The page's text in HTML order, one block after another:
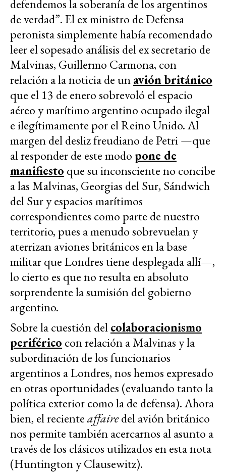
defendemos la soberanía de los argentinos
de verdad”. El ex ministro de Defensa
peronista simplemente había recomendado
leer el sopesado análisis del ex secretario de
Malvinas, Guillermo Carmona, con
relación a la noticia de unavión británico
que el 13 de enero sobrevoló el espacio
aéreo y marítimo argentino ocupado ilegal
e ilegítimamente por el Reino Unido. Al
margen del desliz freudiano de Petri —que
al responder de este modopone de
manifiesto que su inconsciente no concibe
a las Malvinas, Georgias del Sur, Sándwich
del Sur y espacios marítimos
correspondientes como parte de nuestro
territorio, pues a menudo sobrevuelan y
aterrizan aviones británicos en la base
militar que Londres tiene desplegada allí—,
lo cierto es que no resulta en absoluto
sorprendente la sumisión del gobierno
argentino.
Sobre la cuestión delcolaboracionismo
periférico con relación a Malvinas y la
subordinación de los funcionarios
argentinos a Londres, nos hemos expresado
en otras oportunidades (evaluando tanto la
política exterior como la de defensa). Ahora
bien, el recienteaffairedel avión británico
nos permite también acercarnos al asunto a
través de los clásicos utilizados en esta nota
(Huntington y Clausewitz).